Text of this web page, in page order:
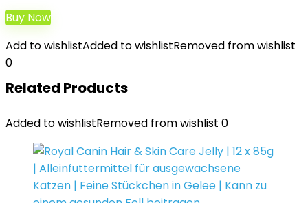
Buy Now
Add to wishlistAdded to wishlistRemoved from wishlist
0
Related Products
Added to wishlistRemoved from wishlist 0